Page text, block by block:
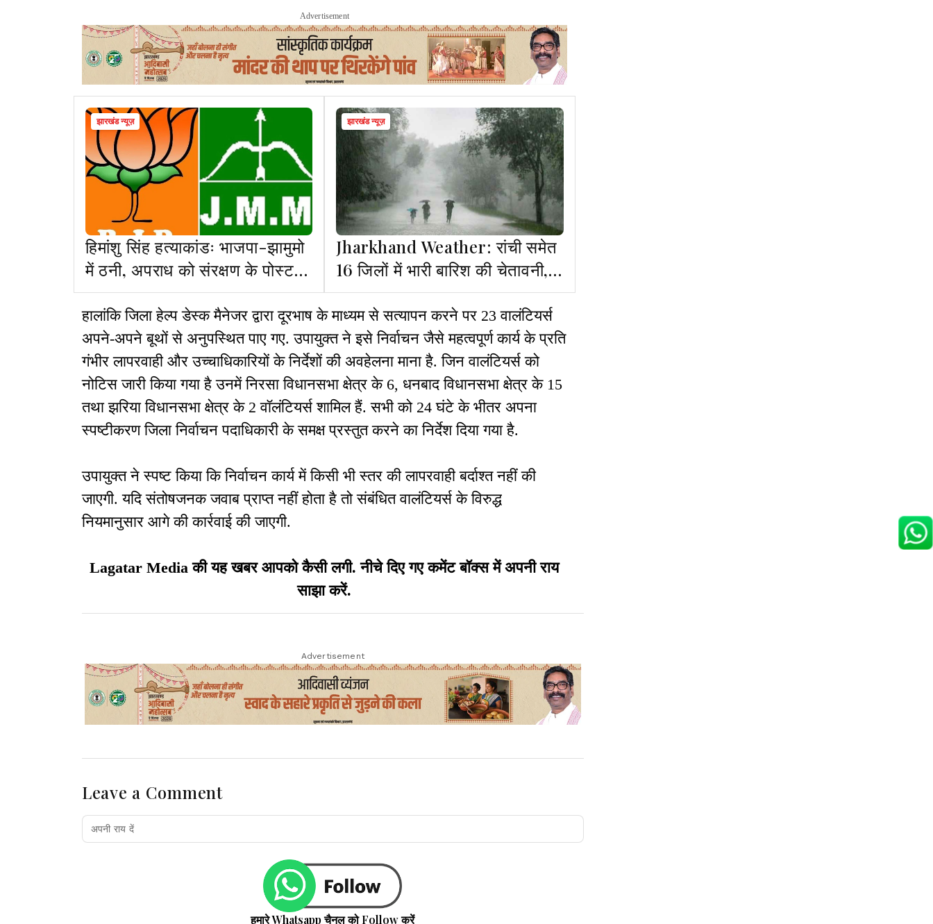
Advertisement
झारखंड न्यूज़
हिमांशु सिंह हत्याकांडः भाजपा-झामुमो
में ठनी, अपराध को संरक्षण के पोस्ट
पर JMM ने पूछा- नीरज सिंह जैसे
कितनों को भाजपा का संरक्षण
झारखंड न्यूज़
Jharkhand Weather: रांची समेत
16 जिलों में भारी बारिश की चेतावनी,
गिरेगा तापमाम
हालांकि जिला हेल्प डेस्क मैनेजर द्वारा दूरभाष के माध्यम से सत्यापन करने पर 23 वालंटियर्स
अपने-अपने बूथों से अनुपस्थित पाए गए. उपायुक्त ने इसे निर्वाचन जैसे महत्वपूर्ण कार्य के प्रति
गंभीर लापरवाही और उच्चाधिकारियों के निर्देशों की अवहेलना माना है. जिन वालंटियर्स को
नोटिस जारी किया गया है उनमें निरसा विधानसभा क्षेत्र के 6, धनबाद विधानसभा क्षेत्र के 15
तथा झरिया विधानसभा क्षेत्र के 2 वॉलंटियर्स शामिल हैं. सभी को 24 घंटे के भीतर अपना
स्पष्टीकरण जिला निर्वाचन पदाधिकारी के समक्ष प्रस्तुत करने का निर्देश दिया गया है.
उपायुक्त ने स्पष्ट किया कि निर्वाचन कार्य में किसी भी स्तर की लापरवाही बर्दाश्त नहीं की
जाएगी. यदि संतोषजनक जवाब प्राप्त नहीं होता है तो संबंधित वालंटियर्स के विरुद्ध
नियमानुसार आगे की कार्रवाई की जाएगी.
Lagatar Media की यह खबर आपको कैसी लगी. नीचे दिए गए कमेंट बॉक्स में अपनी राय
साझा करें.
Advertisement
Leave a Comment
हमारे Whatsapp चैनल को Follow करें